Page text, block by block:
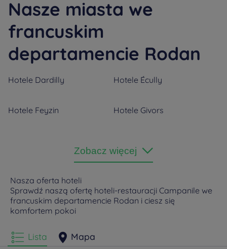
Nasze miasta we
francuskim
departamencie Rodan
Hotele Dardilly Hotele Écully
Hotele Feyzin Hotele Givors
Mure
Hotele Vaulx-en-Velin Hotele Villefranche-sur-
Zobacz więcej
Nasza oferta hoteli
Sprawdź naszą ofertę hoteli-restauracji Campanile we
francuskim departamencie Rodan i ciesz się
komfortem pokoi
Lista Mapa